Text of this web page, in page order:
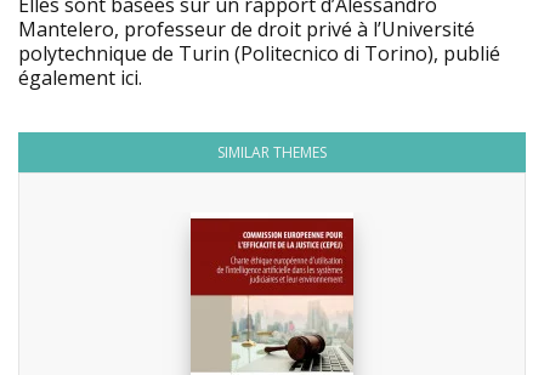
Mantelero, professeur de droit privé à l’Université
polytechnique de Turin (Politecnico di Torino), publié
également ici.
SIMILAR THEMES